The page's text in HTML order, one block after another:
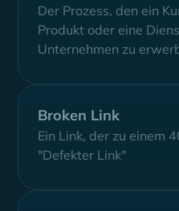
Der Prozess, den ein
Produkt oder eine
Unternehmen zu
Broken Link
Ein Link, der zu einem
"Defekter Link"